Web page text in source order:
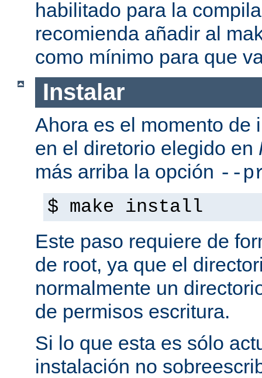
habilitado para la
recomienda añadir al
como mínimo para que
Instalar
Ahora es el momento de
en el diretorio elegido en
más arriba la opción --
$ make install
Este paso requiere de
de root, ya que el
normalmente un
de permisos escritura.
Si lo que esta es sólo
instalación no